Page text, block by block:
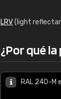
LRV(light
¿Por qué
RAL 240-M